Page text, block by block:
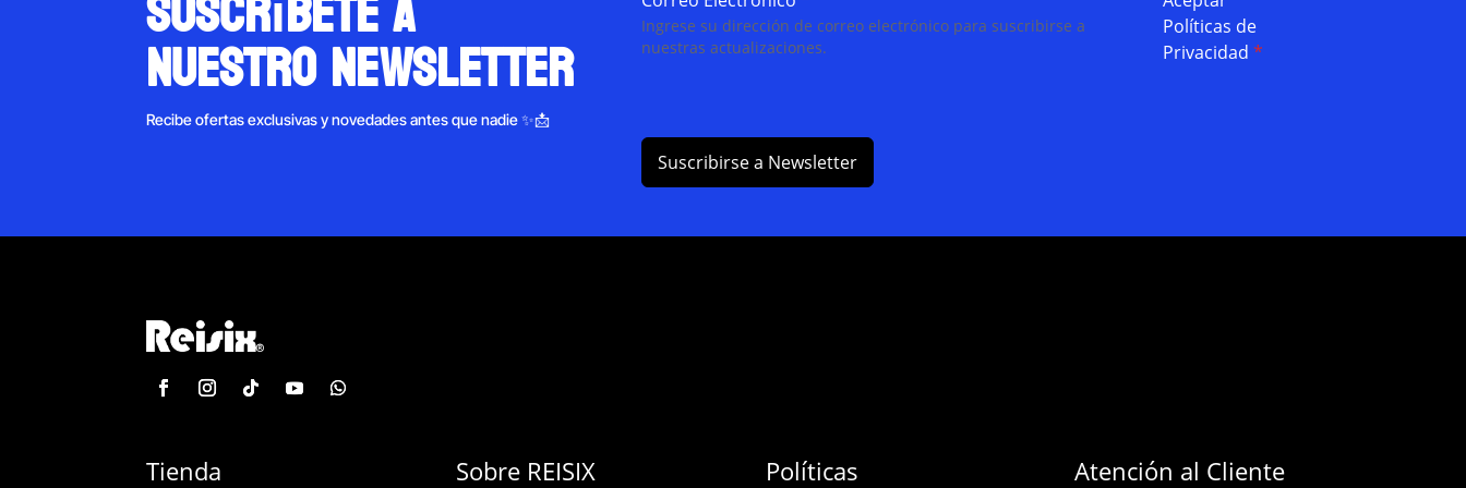
nuestro newsletter
Recibe ofertas exclusivas y novedades antes que nadie ✨📩
Ingrese su dirección de correo electrónico para suscribirse a
nuestras actualizaciones.
Políticas de
Privacidad*
Suscribirse a Newsletter
Tienda Sobre REISIX Políticas Atención al Cliente